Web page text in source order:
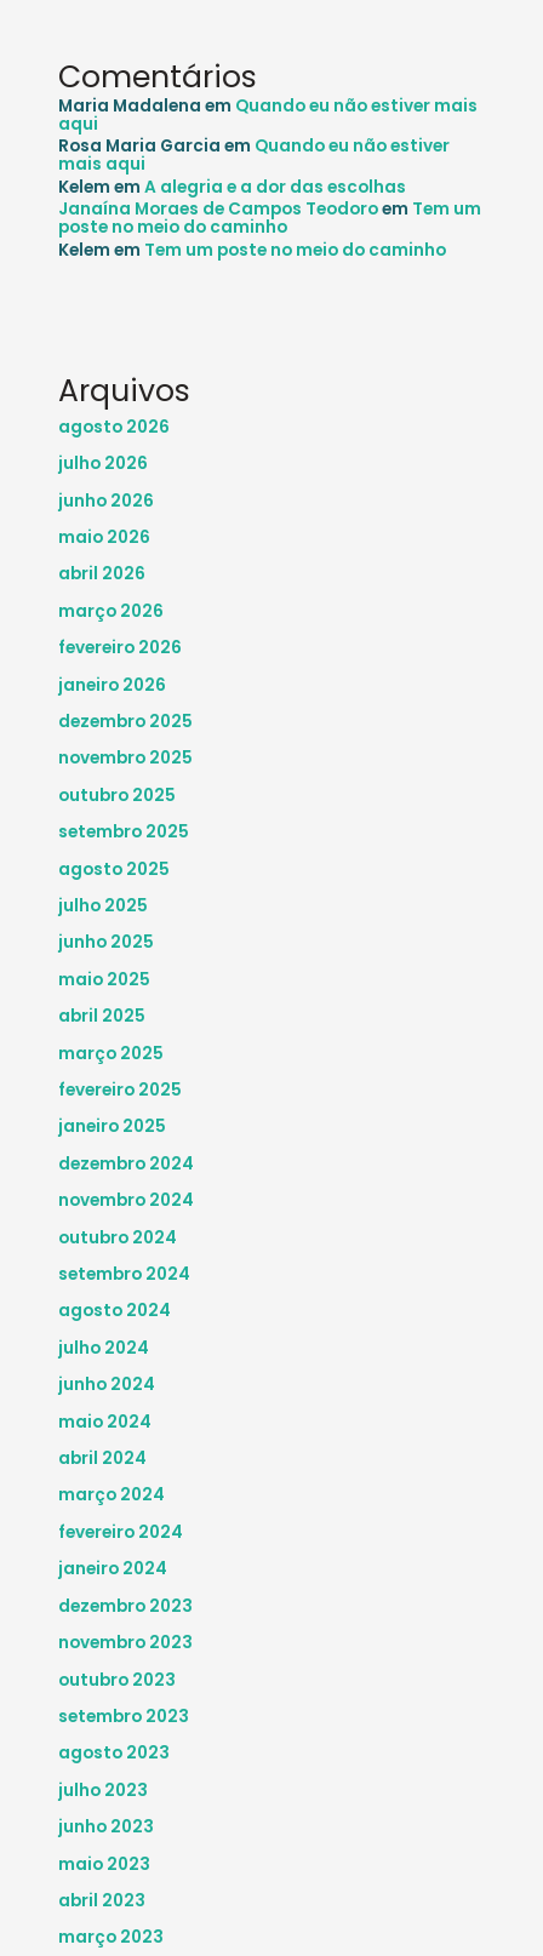
Comentários
Maria Madalena em Quando eu não estiver mais
aqui
Rosa Maria Garcia em Quando eu não estiver
mais aqui
Kelem emA alegria e a dor das escolhas
Janaína Moraes de Campos Teodoroem Tem um
poste no meio do caminho
Kelem em Tem um poste no meio do caminho
Arquivos
agosto 2026
julho 2026
junho 2026
maio 2026
abril 2026
março 2026
fevereiro 2026
janeiro 2026
dezembro 2025
novembro 2025
outubro 2025
setembro 2025
agosto 2025
julho 2025
junho 2025
maio 2025
abril 2025
março 2025
fevereiro 2025
janeiro 2025
dezembro 2024
novembro 2024
outubro 2024
setembro 2024
agosto 2024
julho 2024
junho 2024
maio 2024
abril 2024
março 2024
fevereiro 2024
janeiro 2024
dezembro 2023
novembro 2023
outubro 2023
setembro 2023
agosto 2023
julho 2023
junho 2023
maio 2023
abril 2023
março 2023